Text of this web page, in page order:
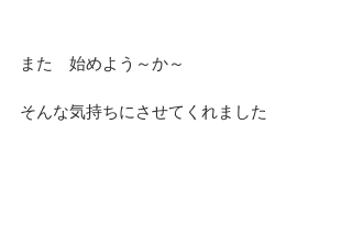
また　始めよう～か～
そんな気持ちにさせてくれました